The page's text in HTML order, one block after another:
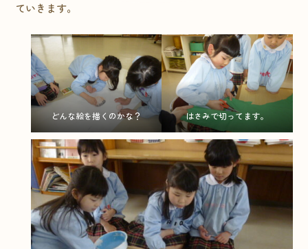
ていきます。
どんな絵を描くのかな？ はさみで切ってます。